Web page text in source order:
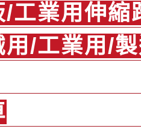
/工業用伸縮
用/工業用/